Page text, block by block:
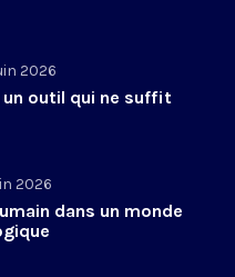
2026
un outil qui ne suffit
2026
dans un monde